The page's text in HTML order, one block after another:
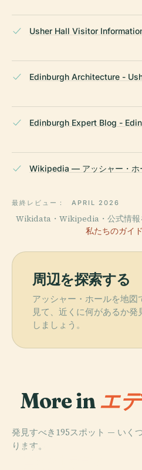
Usher Hall Visitor
Edinburgh Architecture -
Edinburgh Expert Blog -
Wikipedia — アッシャー・ホ
最終レビュー： APRIL 2026
Wikidata・Wikipedia・公式情報
私たちのガイ
周辺を探索する
アッシャー・ホールを地図
見て、近くに何があるか発
しましょう。
More inエ
発見すべき195スポット — いく
ります。
PLACE
PLACE